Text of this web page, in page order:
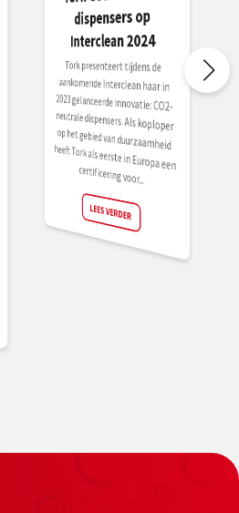
dispensers op
Interclean 2024
Tork presenteert tijdens de
aankomende Interclean haar in
2023 gelanceerde innovatie: CO2-
neutrale dispensers. Als koploper
op het gebied van duurzaamheid
heeft Tork als eerste in Europa een
certificering voor...
LEES VERDER